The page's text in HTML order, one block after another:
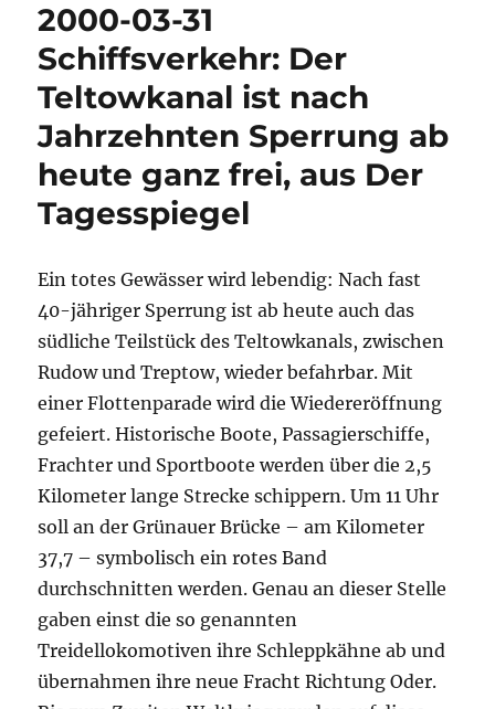
2000-03-31
Schiffsverkehr: Der
Teltowkanal ist nach
Jahrzehnten Sperrung ab
heute ganz frei, aus Der
Tagesspiegel
Ein totes Gewässer wird lebendig: Nach fast
40-jähriger Sperrung ist ab heute auch das
südliche Teilstück des Teltowkanals, zwischen
Rudow und Treptow, wieder befahrbar. Mit
einer Flottenparade wird die Wiedereröffnung
gefeiert. Historische Boote, Passagierschiffe,
Frachter und Sportboote werden über die 2,5
Kilometer lange Strecke schippern. Um 11 Uhr
soll an der Grünauer Brücke – am Kilometer
37,7 – symbolisch ein rotes Band
durchschnitten werden. Genau an dieser Stelle
gaben einst die so genannten
Treidellokomotiven ihre Schleppkähne ab und
übernahmen ihre neue Fracht Richtung Oder.